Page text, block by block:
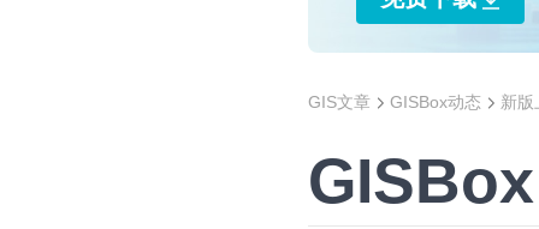
GIS文章 GISBox动态 新版